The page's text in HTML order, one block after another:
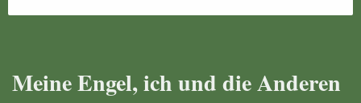
Meine Engel, ich und die Anderen